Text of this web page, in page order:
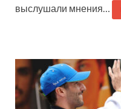
выслушали мнения…